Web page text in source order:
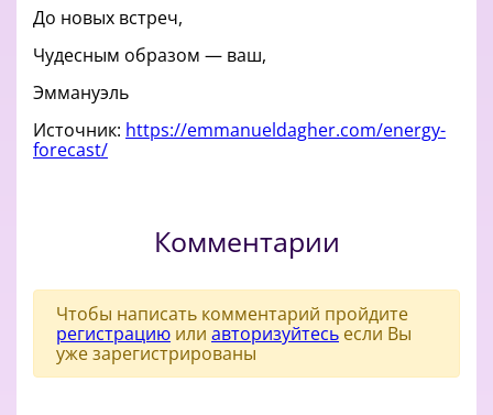
До новых встреч,
Чудесным образом — ваш,
Эммануэль
Источник: https://emmanueldagher.com/energy-
forecast/
Комментарии
Чтобы написать комментарий пройдите
регистрацию или авторизуйтесь если Вы
уже зарегистрированы